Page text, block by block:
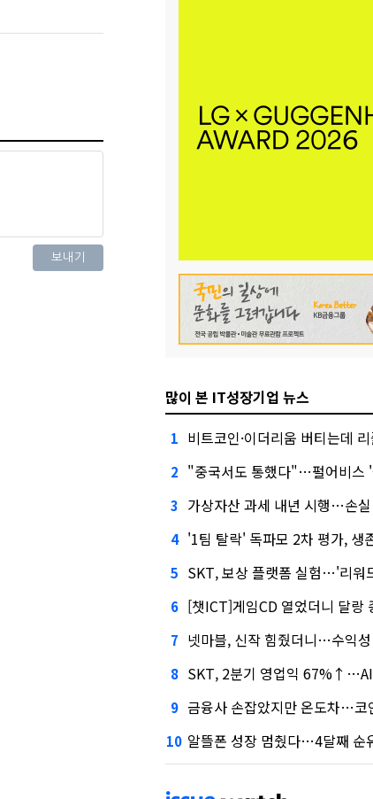
많이 본 IT성장기업 뉴스
1 비트코인·이더리움 버티는데
2 "중국서도 통했다"…펄어비스 '붉은사막
3 가상자산 과세 내년 시행…손실 나도
4 '1팀 탈락' 독파모 2차 평가, 생
5 SKT, 보상 플랫폼 실험…'리워
6 [챗ICT]게임CD 열었더니 달랑
7 넷마블, 신작 힘줬더니…수익
8 SKT, 2분기 영업익 67%↑…AIDC
9 금융사 손잡았지만 온도차…코인원 '훨
10 알뜰폰 성장 멈췄다…4달째 순